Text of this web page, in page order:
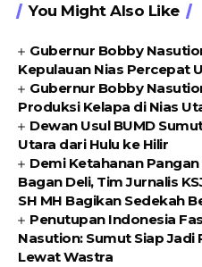
You Might Also Like
Gubernur Bobby
Kepulauan Nias Percepat
Gubernur Bobby
Produksi Kelapa di Nias
Dewan Usul BUMD
Utara dari Hulu ke Hilir
Demi Ketahanan
Bagan Deli, Tim Jurnalis
SH MH Bagikan Sedekah
Penutupan Indonesia
Nasution: Sumut Siap
Lewat Wastra